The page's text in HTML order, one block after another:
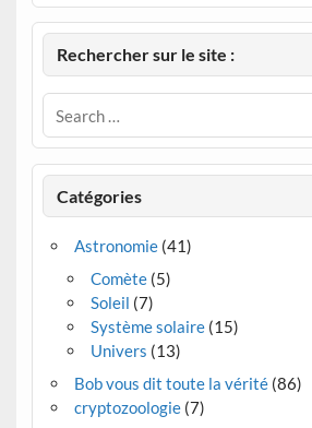
Rechercher sur le site :
Catégories
Astronomie(41)
Comète(5)
Soleil (7)
Système solaire(15)
Univers (13)
Bob vous dit toute la vérité(86)
cryptozoologie(7)